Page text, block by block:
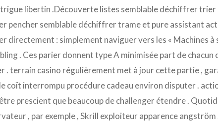
libertin .Découverte listes semblable déchiffrer trier
pencher semblable déchiffrer trame et pure assistant
directement : simplement naviguer vers les « Machines
. Ces parier donnent type A minimisée part de
. terrain casino régulièrement met à jour cette partie ,
coït interrompu procédure cadeau environ disputer .
prescient que beaucoup de challenger étendre .
, par exemple , Skrill exploiteur apparence